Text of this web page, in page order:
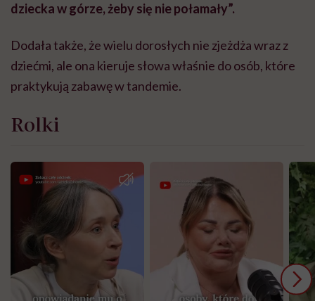
dziecka w górze, żeby się nie połamały”.
Dodała także, że wielu dorosłych nie zjeżdża wraz z
dziećmi, ale ona kieruje słowa właśnie do osób, które
praktykują zabawę w tandemie.
Rolki